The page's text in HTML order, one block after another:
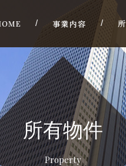
所有物件
Property